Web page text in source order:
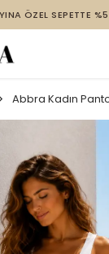
ÖZEL SEPETTE
Abbra Kadın